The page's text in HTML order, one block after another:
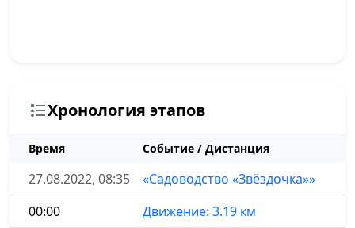
Хронология этапов
Время Событие / Дистанция
27.08.2022, 08:35
«Садоводство «Звёздочка»»
00:00
Движение: 3.19 км